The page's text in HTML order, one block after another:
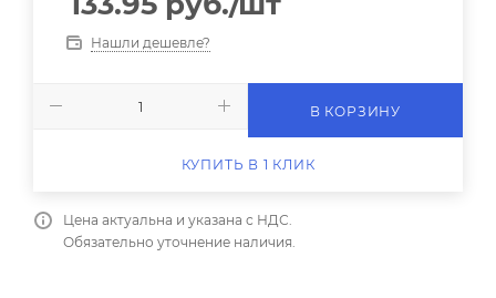
Нашли дешевле?
В КОРЗИНУ
КУПИТЬ В 1 КЛИК
Цена актуальна и указана с НДС.
Обязательно уточнение наличия.